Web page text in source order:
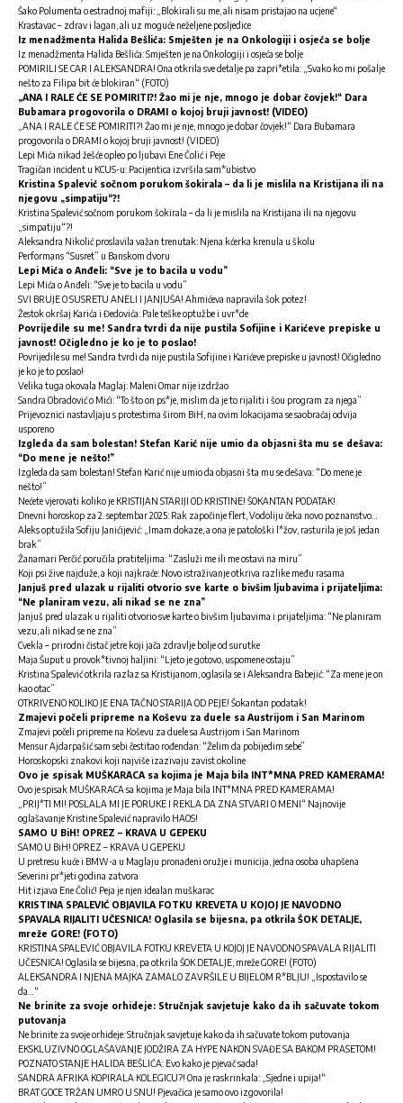
Šako Polumenta o estradnoj mafiji: „Blokirali su me, ali nisam pristajao na ucjene“
Krastavac – zdrav i lagan, ali uz moguće neželjene posljedice
Iz menadžmenta Halida Bešlića: Smješten je na Onkologiji i osjeća se bolje
Iz menadžmenta Halida Bešlića: Smješten je na Onkologiji i osjeća se bolje
POMIRILI SE CAR I ALEKSANDRA! Ona otkrila sve detalje pa zapri*etila: „Svako ko mi pošalje
nešto za Filipa bit će blokiran“ (FOTO)
„ANA I RALE ĆE SE POMIRITI?! Žao mi je nje, mnogo je dobar čovjek!“ Dara
Bubamara progovorila o DRAMI o kojoj bruji javnost! (VIDEO)
„ANA I RALE ĆE SE POMIRITI?! Žao mi je nje, mnogo je dobar čovjek!“ Dara Bubamara
progovorila o DRAMI o kojoj bruji javnost! (VIDEO)
Lepi Mića nikad žešće opleo po ljubavi Ene Čolić i Peje
Tragičan incident u KCUS-u: Pacijentica izvršila sam*ubistvo
Kristina Spalević sočnom porukom šokirala – da li je mislila na Kristijana ili na
njegovu „simpatiju“?!
Kristina Spalević sočnom porukom šokirala – da li je mislila na Kristijana ili na njegovu
„simpatiju“?!
Aleksandra Nikolić proslavila važan trenutak: Njena kćerka krenula u školu
Performans “Susret” u Banskom dvoru
Lepi Mića o Anđeli: “Sve je to bacila u vodu”
Lepi Mića o Anđeli: “Sve je to bacila u vodu”
SVI BRUJE O SUSRETU ANELI I JANJUŠA! Ahmićeva napravila šok potez!
Žestok okršaj Karića i Đedovića: Pale teške optužbe i uvr*de
Povrijedile su me! Sandra tvrdi da nije pustila Sofijine i Karićeve prepiske u
javnost! Očigledno je ko je to poslao!
Povrijedile su me! Sandra tvrdi da nije pustila Sofijine i Karićeve prepiske u javnost! Očigledno
je ko je to poslao!
Velika tuga okovala Maglaj: Maleni Omar nije izdržao
Sandra Obradović o Mići: “To što on ps*je, mislim da je to rijaliti i šou program za njega”
Prijevoznici nastavljaju s protestima širom BiH, na ovim lokacijama se saobraćaj odvija
usporeno
Izgleda da sam bolestan! Stefan Karić nije umio da objasni šta mu se dešava:
“Do mene je nešto!”
Izgleda da sam bolestan! Stefan Karić nije umio da objasni šta mu se dešava: “Do mene je
nešto!”
Nećete vjerovati koliko je KRISTIJAN STARIJI OD KRISTINE! ŠOKANTAN PODATAK!
Dnevni horoskop za 2. septembar 2025: Rak započinje flert, Vodoliju čeka novo poznanstvo…
Aleks optužila Sofiju Janićijević: „Imam dokaze, a ona je patološki l*žov, rasturila je još jedan
brak”
Žanamari Perčić poručila pratiteljima: “Zasluži me ili me ostavi na miru”
Koji psi žive najduže, a koji najkraće: Novo istraživanje otkriva razlike među rasama
Janjuš pred ulazak u rijaliti otvorio sve karte o bivšim ljubavima i prijateljima:
“Ne planiram vezu, ali nikad se ne zna”
Janjuš pred ulazak u rijaliti otvorio sve karte o bivšim ljubavima i prijateljima: “Ne planiram
vezu, ali nikad se ne zna”
Cvekla – prirodni čistač jetre koji jača zdravlje bolje od surutke
Maja Šuput u provok*tivnoj haljini: “Ljeto je gotovo, uspomene ostaju”
Kristina Spalević otkrila razlaz sa Kristijanom, oglasila se i Aleksandra Babejić: “Za mene je on
kao otac”
OTKRIVENO KOLIKO JE ENA TAČNO STARIJA OD PEJE! Šokantan podatak!
Zmajevi počeli pripreme na Koševu za duele sa Austrijom i San Marinom
Zmajevi počeli pripreme na Koševu za duele sa Austrijom i San Marinom
Mensur Ajdarpašić sam sebi čestitao rođendan: “Želim da pobijedim sebe”
Horoskopski znakovi koji najviše izazivaju zavist okoline
Ovo je spisak MUŠKARACA sa kojima je Maja bila INT*MNA PRED KAMERAMA!
Ovo je spisak MUŠKARACA sa kojima je Maja bila INT*MNA PRED KAMERAMA!
„PRIJ*TI MI! POSLALA MI JE PORUKE I REKLA DA ZNA STVARI O MENI“ Najnovije
oglašavanje Kristine Spalević napravilo HAOS!
SAMO U BiH! OPREZ – KRAVA U GEPEKU
SAMO U BiH! OPREZ – KRAVA U GEPEKU
U pretresu kuće i BMW-a u Maglaju pronađeni oružje i municija, jedna osoba uhapšena
Severini pr*jeti godina zatvora
Hit izjava Ene Čolić! Peja je njen idealan muškarac
KRISTINA SPALEVIĆ OBJAVILA FOTKU KREVETA U KOJOJ JE NAVODNO
SPAVALA RIJALITI UČESNICA! Oglasila se bijesna, pa otkrila ŠOK DETALJE,
mreže GORE! (FOTO)
KRISTINA SPALEVIĆ OBJAVILA FOTKU KREVETA U KOJOJ JE NAVODNO SPAVALA RIJALITI
UČESNICA! Oglasila se bijesna, pa otkrila ŠOK DETALJE, mreže GORE! (FOTO)
ALEKSANDRA I NJENA MAJKA ZAMALO ZAVRŠILE U BIJELOM R*BLJU! „Ispostavilo se
da…“
Ne brinite za svoje orhideje: Stručnjak savjetuje kako da ih sačuvate tokom
putovanja
Ne brinite za svoje orhideje: Stručnjak savjetuje kako da ih sačuvate tokom putovanja
EKSKLUZIVNO OGLAŠAVANJE JODŽIRA ZA HYPE NAKON SVAĐE SA BAKOM PRASETOM!
POZNATO STANJE HALIDA BEŠLIĆA: Evo kako je pjevač sada!
SANDRA AFRIKA KOPIRALA KOLEGICU?! Ona je raskrinkala: „Sjedne i upija!“
BRAT GOCE TRŽAN UMRO U SNU! Pjevačica je samo ovo izgovorila!